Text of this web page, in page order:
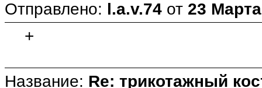
Отправлено: l.a.v.74 от 23
+
Название: Re: трикотажный